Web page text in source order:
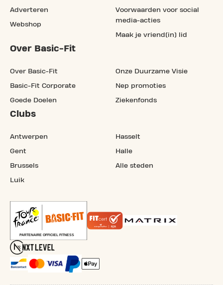
Adverteren
Webshop
Voorwaarden voor social
media-acties
Maak je vriend(in) lid
Over Basic-Fit
Over Basic-Fit
Basic-Fit Corporate
Goede Doelen
Onze Duurzame Visie
Nep promoties
Ziekenfonds
Clubs
Antwerpen
Gent
Brussels
Luik
Hasselt
Halle
Alle steden